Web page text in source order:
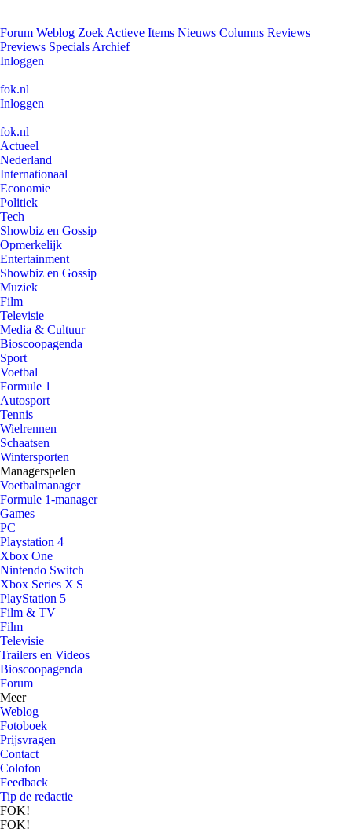
Forum Weblog Zoek Actieve Items Nieuws Columns Reviews
Previews Specials Archief
Inloggen
fok.nl
Inloggen
fok.nl
Actueel
Nederland
Internationaal
Economie
Politiek
Tech
Showbiz en Gossip
Opmerkelijk
Entertainment
Showbiz en Gossip
Muziek
Film
Televisie
Media & Cultuur
Bioscoopagenda
Sport
Voetbal
Formule 1
Autosport
Tennis
Wielrennen
Schaatsen
Wintersporten
Managerspelen
Voetbalmanager
Formule 1-manager
Games
PC
Playstation 4
Xbox One
Nintendo Switch
Xbox Series X|S
PlayStation 5
Film & TV
Film
Televisie
Trailers en Videos
Bioscoopagenda
Forum
Meer
Weblog
Fotoboek
Prijsvragen
Contact
Colofon
Feedback
Tip de redactie
FOK!
FOK!